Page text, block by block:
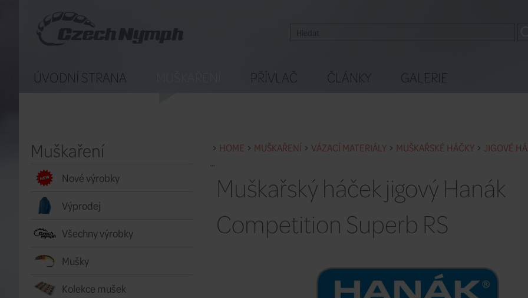
ÚVODNÍ STRANA PŘÍVLAČ ČLÁNKY GALERIE
Muškaření
Nové výrobky
Výprodej
Všechny výrobky
Mušky
Kolekce mušek
HOME MUŠKAŘENÍ VÁZACÍ MATERIÁLY MUŠKAŘSKÉ HÁČKY JIGOVÉ
...
Muškařský háček jigový Hanák
Competition Superb RS